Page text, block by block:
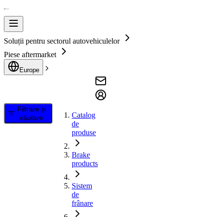
Soluții pentru sectorul autovehiculelor
Piese aftermarket
Europe
Filtrare și
căutare
Catalog
de
produse
Brake
products
Sistem
de
frânare